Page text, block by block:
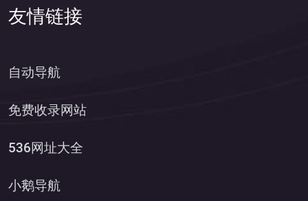
友情链接
自动导航
免费收录网站
536网址大全
小鹅导航